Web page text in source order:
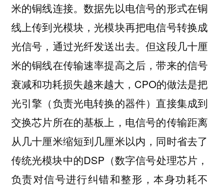
米的铜线连接。数据先以电信号的形式在铜
线上传到光模块，光模块再把电信号转换成
光信号，通过光纤发送出去。但这段几十厘
米的铜线在传输速率提高之后，带来的信号
衰减和功耗损失越来越大，CPO的做法是把
光引擎（负责光电转换的器件）直接集成到
交换芯片所在的基板上，电信号的传输距离
从几十厘米缩短到几厘米以内，同时省去了
传统光模块中的DSP（数字信号处理芯片，
负责对信号进行纠错和整形，本身功耗不